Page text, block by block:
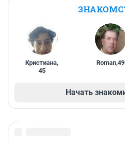
Кристиана,
45
Roman,49
Начать